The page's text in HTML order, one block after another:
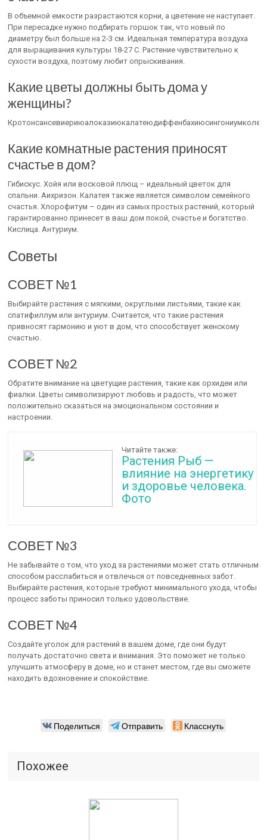
В объемной емкости разрастаются корни, а цветение не наступает.
При пересадке нужно подбирать горшок так, что новый по
диаметру был больше на 2-3 см. Идеальная температура воздуха
для выращивания культуры 18-27 С. Растение чувствительно к
сухости воздуха, поэтому любит опрыскивания.
Какие цветы должны быть дома у
женщины?
Какие комнатные растения приносят
счастье в дом?
Гибискус. Хойя или восковой плющ – идеальный цветок для
спальни. Аихризон. Калатея также является символом семейного
счастья. Хлорофитум – один из самых простых растений, который
гарантированно принесет в ваш дом покой, счастье и богатство.
Кислица. Антуриум.
Советы
СОВЕТ №1
Выбирайте растения с мягкими, округлыми листьями, такие как
спатифиллум или антуриум. Считается, что такие растения
привносят гармонию и уют в дом, что способствует женскому
счастью.
СОВЕТ №2
Обратите внимание на цветущие растения, такие как орхидеи или
фиалки. Цветы символизируют любовь и радость, что может
положительно сказаться на эмоциональном состоянии и
настроении.
Читайте также:
Растения Рыб —
влияние на энергетику
и здоровье человека.
Фото
СОВЕТ №3
Не забывайте о том, что уход за растениями может стать отличным
способом расслабиться и отвлечься от повседневных забот.
Выбирайте растения, которые требуют минимального ухода, чтобы
процесс заботы приносил только удовольствие.
СОВЕТ №4
Создайте уголок для растений в вашем доме, где они будут
получать достаточно света и внимания. Это поможет не только
улучшить атмосферу в доме, но и станет местом, где вы сможете
находить вдохновение и спокойствие.
Поделиться Отправить Класснуть
Похожее